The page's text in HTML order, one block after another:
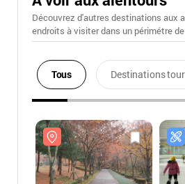
Découvrez d'autres destinations aux
endroits à visiter dans un périmétre
Tous Destinations